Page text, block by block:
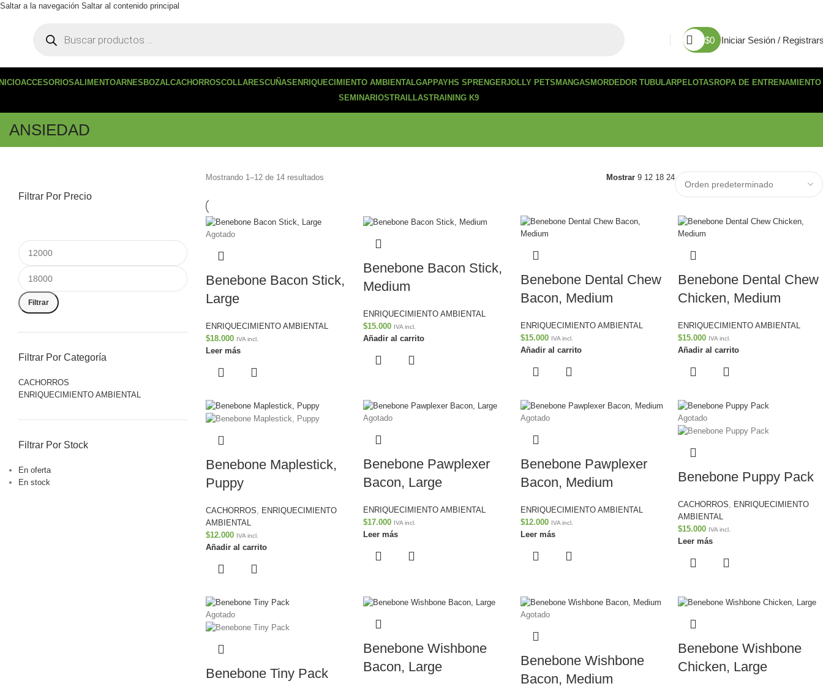
Saltar a la navegación Saltar al contenido principal
$0 Iniciar Sesión /
ACCESORIOSALIMENTOARNES BOZALCACHORROSCOLLARESCUÑAS ENRIQUECIMIENTO AMBIENTALGAPPAYHS SPRENGERJOLLY PETS MANGAS MORDEDOR TUBULARPELOTAS ROPA DE ENTRENAMIENTO
SEMINARIOSTRAILLASTRAINING K9
ANSIEDAD
Filtrar Por Precio
Filtrar
Filtrar Por Categoría
CACHORROS
ENRIQUECIMIENTO AMBIENTAL
Filtrar Por Stock
En oferta
En stock
Mostrando 1–12 de 14 resultados Mostrar 9 12 18 24
Agotado
Benebone Bacon Stick,
Large
ENRIQUECIMIENTO AMBIENTAL
$18.000 IVA incl.
Leer más
Benebone Bacon Stick,
Medium
ENRIQUECIMIENTO AMBIENTAL
$15.000 IVA incl.
Añadir al carrito
Benebone Dental Chew
Bacon, Medium
ENRIQUECIMIENTO AMBIENTAL
$15.000 IVA incl.
Añadir al carrito
Benebone Dental Chew
Chicken, Medium
ENRIQUECIMIENTO AMBIENTAL
$15.000 IVA incl.
Añadir al carrito
Benebone Maplestick,
Puppy
CACHORROS
ENRIQUECIMIENTO
AMBIENTAL
$12.000 IVA incl.
Añadir al carrito
Agotado
Benebone Pawplexer
Bacon, Large
ENRIQUECIMIENTO AMBIENTAL
$17.000 IVA incl.
Leer más
Agotado
Benebone Pawplexer
Bacon, Medium
ENRIQUECIMIENTO AMBIENTAL
$12.000 IVA incl.
Leer más
Agotado
Benebone Puppy Pack
CACHORROS
ENRIQUECIMIENTO
AMBIENTAL
$15.000 IVA incl.
Leer más
Agotado
Benebone Tiny Pack
Benebone Wishbone
Bacon, Large
Agotado
Benebone Wishbone
Bacon, Medium
Benebone Wishbone
Chicken, Large